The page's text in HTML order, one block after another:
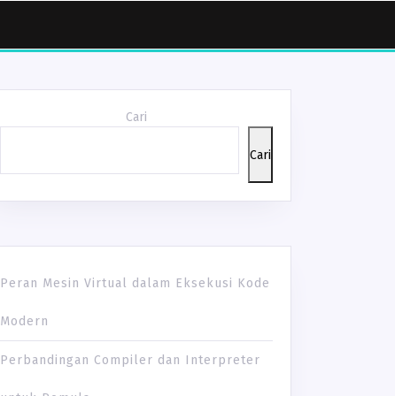
Cari
Cari
Peran Mesin Virtual dalam Eksekusi Kode
Modern
Perbandingan Compiler dan Interpreter